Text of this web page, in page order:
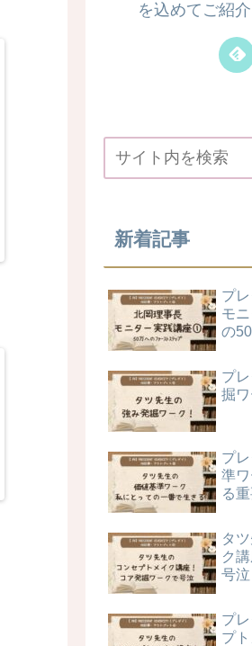
を込めてご紹介
新着記事
プ
モ
の
プ
掘
プ
準
る
タ
ク
号泣
プ
プ